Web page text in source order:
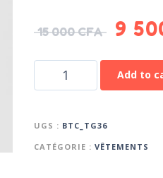
15 000CFA 9
Add to
UGS : BTC_TG36
CATÉGORIE : VÊTEMENTS